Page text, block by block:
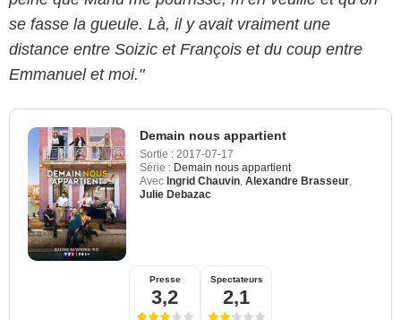
se fasse la gueule. Là, il y avait vraiment une
distance entre Soizic et François et du coup entre
Emmanuel et moi."
Demain nous appartient
Sortie : 2017-07-17
Série : Demain nous appartient
Avec Ingrid Chauvin Alexandre Brasseur
Julie Debazac
Presse
3,2
Spectateurs
2,1